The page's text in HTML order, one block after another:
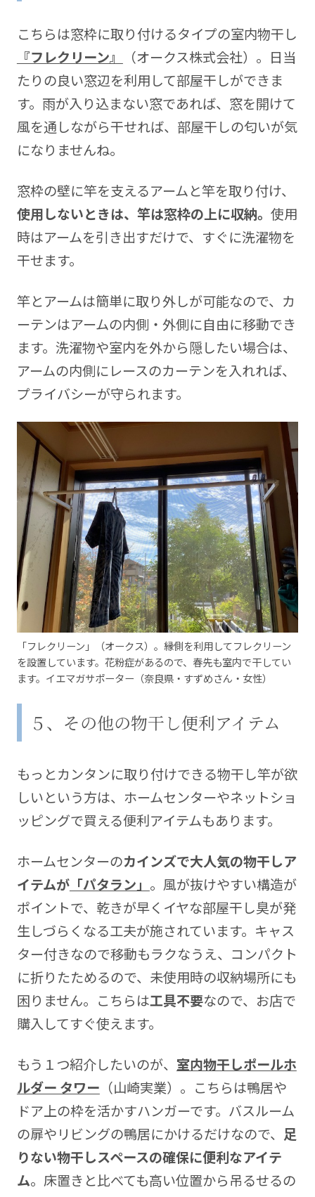
こちらは窓枠に取り付けるタイプの室内物干し
『フレクリーン』
（オークス株式会社）。日当
たりの良い窓辺を利用して部屋干しができま
す。雨が入り込まない窓であれば、窓を開けて
風を通しながら干せれば、部屋干しの匂いが気
になりませんね。
窓枠の壁に竿を支えるアームと竿を取り付け、
使用しないときは、竿は窓枠の上に収納。 使用
時はアームを引き出すだけで、すぐに洗濯物を
干せます。
竿とアームは簡単に取り外しが可能なので、カ
ーテンはアームの内側・外側に自由に移動でき
ます。洗濯物や室内を外から隠したい場合は、
アームの内側にレースのカーテンを入れれば、
プライバシーが守られます。
「フレクリーン」（オークス）。縁側を利用してフレクリーン
を設置しています。花粉症があるので、春先も室内で干してい
ます。イエマガサポーター（奈良県・すずめさん・女性）
５、その他の物干し便利アイテム
もっとカンタンに取り付けできる物干し竿が欲
しいという方は、ホームセンターやネットショ
ッピングで買える便利アイテムもあります。
ホームセンターのカインズで大人気の物干しア
イテムが「パタラン」 。風が抜けやすい構造が
ポイントで、乾きが早くイヤな部屋干し臭が発
生しづらくなる工夫が施されています。キャス
ター付きなので移動もラクなうえ、コンパクト
に折りたためるので、未使用時の収納場所にも
困りません。こちらは工具不要なので、お店で
購入してすぐ使えます。
もう１つ紹介したいのが、 室内物干しポールホ
ルダー タワー （山崎実業）。こちらは鴨居や
ドア上の枠を活かすハンガーです。バスルーム
の扉やリビングの鴨居にかけるだけなので、 足
りない物干しスペースの確保に便利なアイテ
ム。床置きと比べても高い位置から吊るせるの